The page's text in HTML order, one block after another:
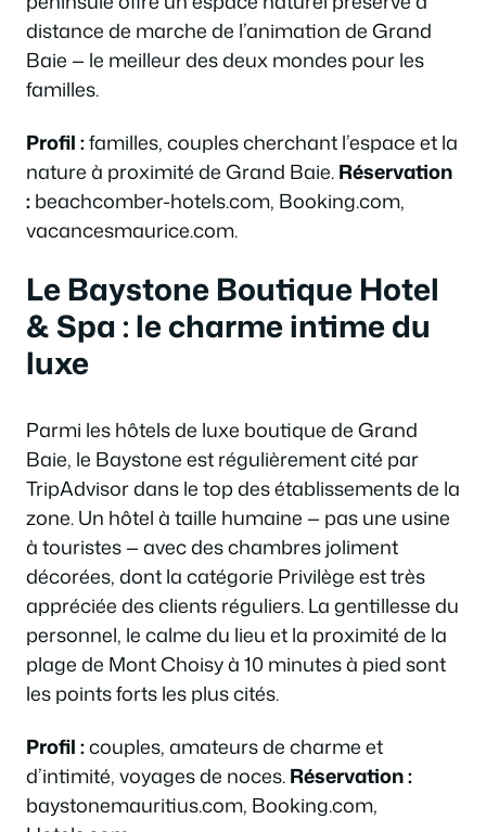
distance de marche de l’animation de Grand
Baie — le meilleur des deux mondes pour les
familles.
Profil :familles, couples cherchant l’espace et la
nature à proximité de Grand Baie.Réservation
:beachcomber-hotels.com, Booking.com,
vacancesmaurice.com.
Le Baystone Boutique Hotel
& Spa : le charme intime du
luxe
Parmi les hôtels de luxe boutique de Grand
Baie, le Baystone est régulièrement cité par
TripAdvisor dans le top des établissements de la
zone. Un hôtel à taille humaine — pas une usine
à touristes — avec des chambres joliment
décorées, dont la catégorie Privilège est très
appréciée des clients réguliers. La gentillesse du
personnel, le calme du lieu et la proximité de la
plage de Mont Choisy à 10 minutes à pied sont
les points forts les plus cités.
Profil :couples, amateurs de charme et
d’intimité, voyages de noces.Réservation :
baystonemauritius.com, Booking.com,